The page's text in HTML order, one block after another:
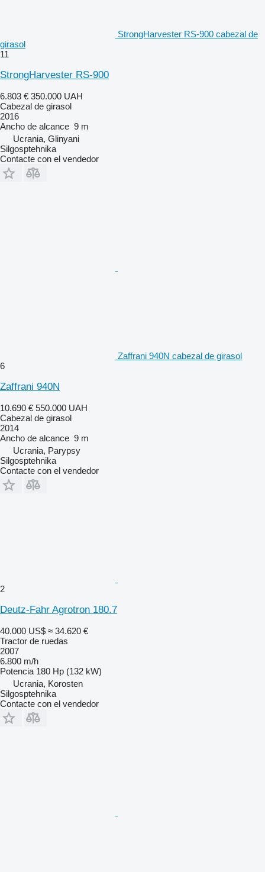
StrongHarvester RS-900 cabezal de
girasol
11
StrongHarvester RS-900
6.803 € 350.000 UAH
Cabezal de girasol
2016
Ancho de alcance 9 m
Ucrania, Glinyani
Silgosptehnika
Contacte con el vendedor
Zaffrani 940N cabezal de girasol
6
Zaffrani 940N
10.690 € 550.000 UAH
Cabezal de girasol
2014
Ancho de alcance 9 m
Ucrania, Parypsy
Silgosptehnika
Contacte con el vendedor
2
Deutz-Fahr Agrotron 180.7
40.000 US$ ≈ 34.620 €
Tractor de ruedas
2007
6.800 m/h
Potencia 180 Hp (132 kW)
Ucrania, Korosten
Silgosptehnika
Contacte con el vendedor